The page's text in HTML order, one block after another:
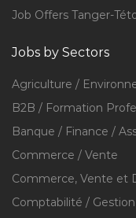
Job Offers Tanger-
Jobs by Sectors
Agriculture /
B2B / Formation
Banque / Finance /
Commerce / Vente
Commerce, Vente et
Comptabilité /